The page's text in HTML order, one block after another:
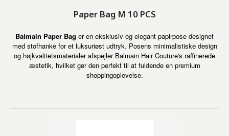
Paper Bag M 10 PCS
Balmain Paper Bag er en eksklusiv og elegant papirpose designet
med stofhanke for et luksuriøst udtryk. Posens minimalistiske design
og højkvalitetsmaterialer afspejler Balmain Hair Couture's raffinerede
æstetik, hvilket gør den perfekt til at fuldende en premium
shoppingoplevelse.